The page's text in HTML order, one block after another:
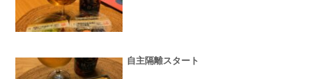
自主隔離スタート